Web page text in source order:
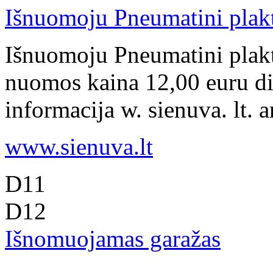
Išnuomoju Pneumatini
Išnuomoju Pneumatini
nuomos kaina 12,00 euru
informacija w. sienuva. lt.
www.sienuva.lt
D11
D12
Išnomuojamas garažas